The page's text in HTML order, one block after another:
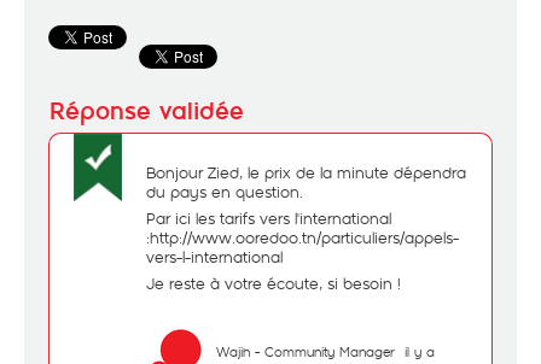
Bonjour Zied, le prix de la minute dépendra
du pays en question.
Par ici les tarifs vers l'international
:http://www.ooredoo.tn/particuliers/appels-
vers-l-international
Je reste à votre écoute, si besoin !
Wajih - Community Manager il y a